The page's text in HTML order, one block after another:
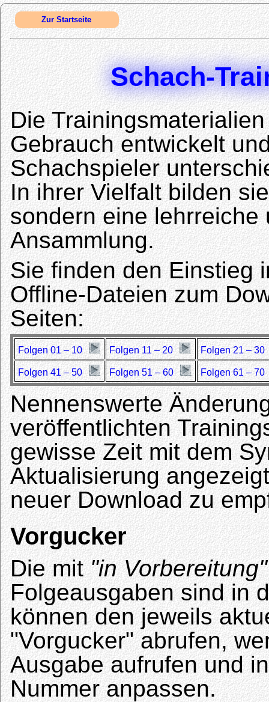
Zur Startseite
Schach-
Die
Gebrauch entwickelt
Schachspieler
In ihrer Vielfalt bilden
sondern eine lehrreiche
Ansammlung.
Sie finden den Einstieg
Offline-Dateien zum
Seiten:
Folgen 01 – 10 Folgen 11 – 20 Folgen 21 – 30
Folgen 41 – 50 Folgen 51 – 60 Folgen 61 – 70
Nennenswerte
veröffentlichten
gewisse Zeit mit dem
Aktualisierung
neuer Download zu
Vorgucker
Die mit"in Vorbereitung"
Folgeausgaben sind in
können den jeweils
"Vorgucker" abrufen,
Ausgabe aufrufen und
Nummer anpassen.